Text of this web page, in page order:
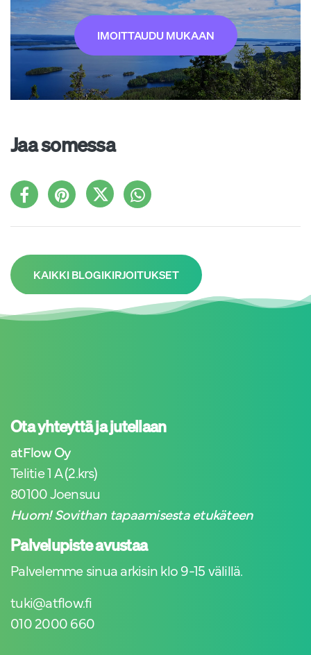
IMOITTAUDU MUKAAN
Jaa somessa
KAIKKI BLOGIKIRJOITUKSET
Ota yhteyttä ja jutellaan
atFlow Oy
Telitie 1 A (2.krs)
80100 Joensuu
Huom! Sovithan tapaamisesta etukäteen
Palvelupiste avustaa
Palvelemme sinua arkisin klo 9-15 välillä.
tuki@atflow.fi
010 2000 660